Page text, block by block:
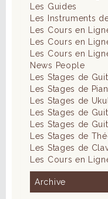
Les Guides
Les Instruments
Les Cours en
Les Cours en
Les Cours en
News People
Les Stages de
Les Stages de
Les Stages de
Les Stages de
Les Stages de
Les Stages de
Les Stages de
Les Cours en
Archive